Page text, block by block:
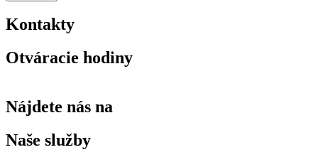
Kontakty
Otváracie hodiny
Nájdete nás na
Naše služby